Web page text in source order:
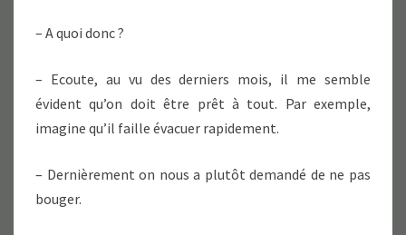
– A quoi donc ?
– Ecoute, au vu des derniers mois, il me semble
évident qu’on doit être prêt à tout. Par exemple,
imagine qu’il faille évacuer rapidement.
– Dernièrement on nous a plutôt demandé de ne pas
bouger.